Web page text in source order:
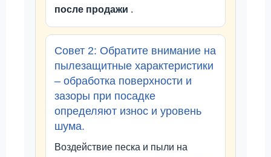
после продажи .
Совет 2: Обратите внимание на
пылезащитные характеристики
– обработка поверхности и
зазоры при посадке
определяют износ и уровень
шума.
Воздействие песка и пыли на